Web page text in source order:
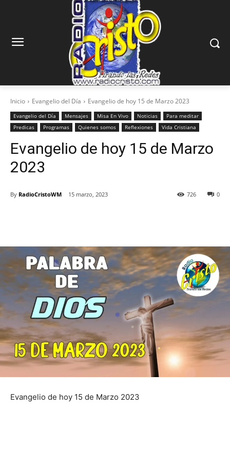
Inicio Evangelio del Día Evangelio de hoy 15 de Marzo 2023
Evangelio del Día Mensajes Misa En Vivo Noticias
Para meditar
Predicas
Programas Quienes somos Reflexiones Vida Cristiana
Evangelio de hoy 15 de Marzo
2023
By RadioCristoWM 15 marzo, 2023 0
726
Evangelio de hoy 15 de Marzo 2023